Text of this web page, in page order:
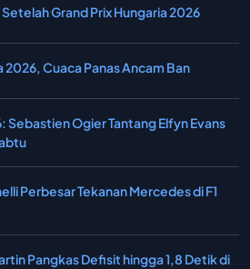
Grand Prix Hungaria 2026
2026, Cuaca Panas Ancam Ban
Sebastien Ogier Tantang Elfyn Evans
Perbesar Tekanan Mercedes di F1
Pangkas Defisit hingga 1,8 Detik di